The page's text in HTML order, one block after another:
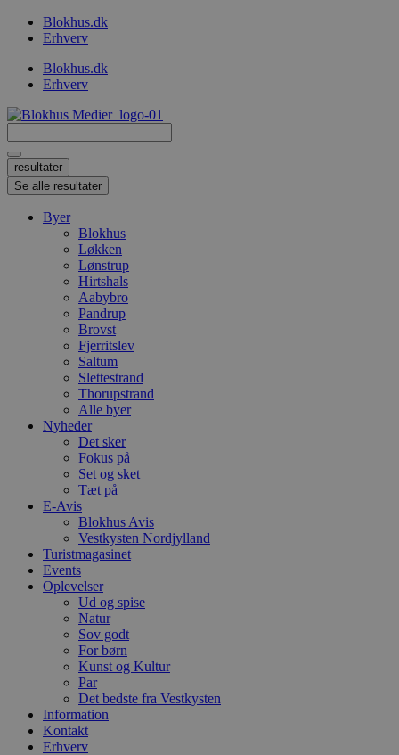
VidereBlokhus.dk
Erhverv
Blokhus.dk
Erhverv
...
resultater
Se alle resultater
Byer
Blokhus
Løkken
Lønstrup
Hirtshals
Aabybro
Pandrup
Brovst
Fjerritslev
Saltum
Slettestrand
Thorupstrand
Alle byer
Nyheder
Det sker
Fokus på
Set og sket
Tæt på
E-Avis
Blokhus Avis
Vestkysten Nordjylland
Turistmagasinet
Events
Oplevelser
Ud og spise
Natur
Sov godt
For børn
Kunst og Kultur
Par
Det bedste fra Vestkysten
Information
Kontakt
Erhverv